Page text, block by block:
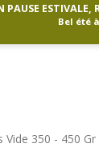
PAUSE ESTIVALE,
Bel été
350 - 450 Gr